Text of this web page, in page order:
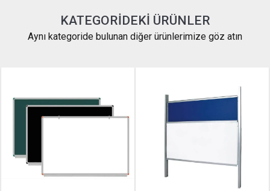
KATEGORIDEKI ÜRÜNLER
Aynı kategoride bulunan diğer ürünlerimize göz atın